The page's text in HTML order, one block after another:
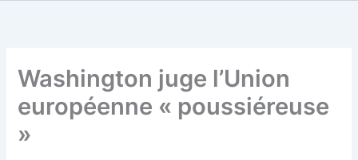
Washington juge l’Union
européenne « poussiéreuse
»